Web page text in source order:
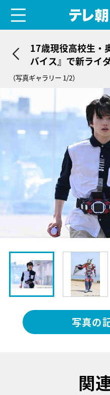
17歳現役高校生・
バイス』で新ライ
うれしい」
（写真ギャラリー 1/2）
写真の
関